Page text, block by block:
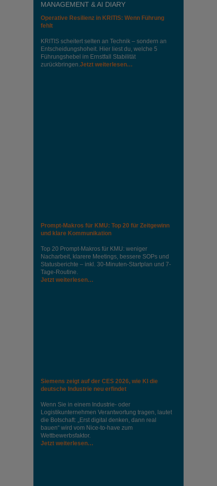
MANAGEMENT & AI DIARY
Operative Resilienz in KRITIS: Wenn Führung
fehlt
KRITIS scheitert selten an Technik – sondern an
Entscheidungshoheit. Hier liest du, welche 5
Führungshebel im Ernstfall Stabilität
zurückbringen.Jetzt weiterlesen…
Prompt-Makros für KMU: Top 20 für Zeitgewinn
und klare Kommunikation
Top 20 Prompt-Makros für KMU: weniger
Nacharbeit, klarere Meetings, bessere SOPs und
Statusberichte – inkl. 30-Minuten-Startplan und 7-
Tage-Routine.
Jetzt weiterlesen…
Siemens zeigt auf der CES 2026, wie KI die
deutsche Industrie neu erfindet
Wenn Sie in einem Industrie‑ oder
Logistikunternehmen Verantwortung tragen, lautet
die Botschaft: „Erst digital denken, dann real
bauen“ wird vom Nice‑to‑have zum
Wettbewerbsfaktor.
Jetzt weiterlesen…